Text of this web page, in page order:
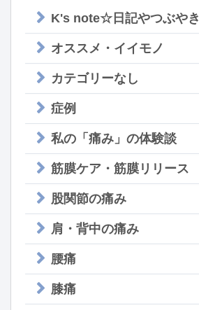
K's note☆日記やつぶやき
オススメ・イイモノ
カテゴリーなし
症例
私の「痛み」の体験談
筋膜ケア・筋膜リリース
股関節の痛み
肩・背中の痛み
腰痛
膝痛